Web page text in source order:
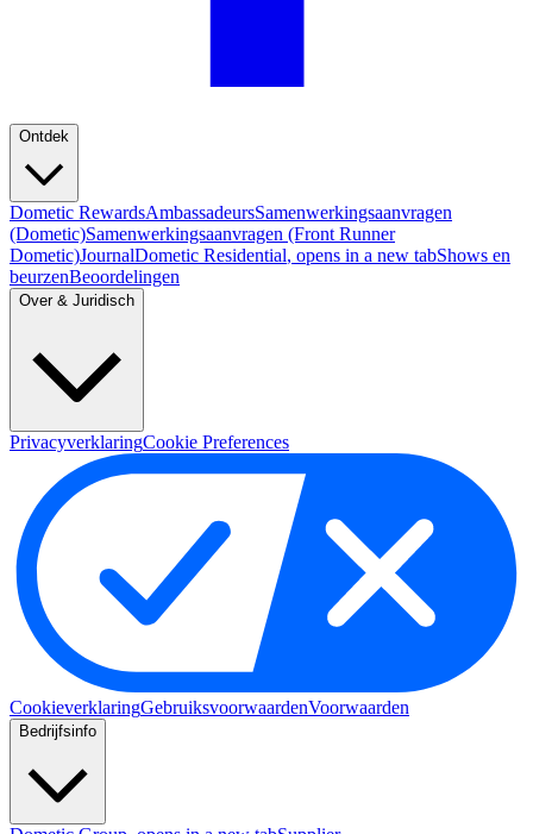
Ontdek
Dometic RewardsAmbassadeursSamenwerkingsaanvragen
(Dometic)Samenwerkingsaanvragen (Front Runner
Dometic)JournalDometic Residential, opens in a new tabShows en
beurzenBeoordelingen
Over & Juridisch
PrivacyverklaringCookie Preferences
CookieverklaringGebruiksvoorwaardenVoorwaarden
Bedrijfsinfo